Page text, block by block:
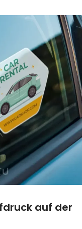
auf der